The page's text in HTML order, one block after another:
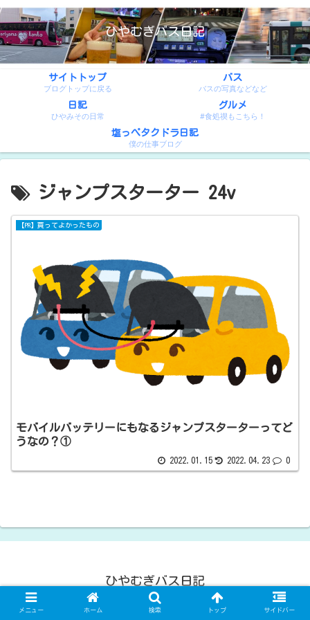
ひやむぎバス日記
サイトトップ
ブログトップに戻る
バス
バスの写真などなど
日記
ひやみその日常
グルメ
#食処禊もこちら！
塩っぺタクドラ日記
僕の仕事ブログ
ジャンプスターター 24v
【PR】買ってよかったもの
モバイルバッテリーにもなるジャンプスターターってど
うなの？①
2022.01.15 2022.04.23 0
ひやむぎバス日記
© 2021 ひやむぎバス日記.
メニュー ホーム 検索 トップ サイドバー